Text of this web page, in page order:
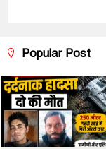
Popular Post